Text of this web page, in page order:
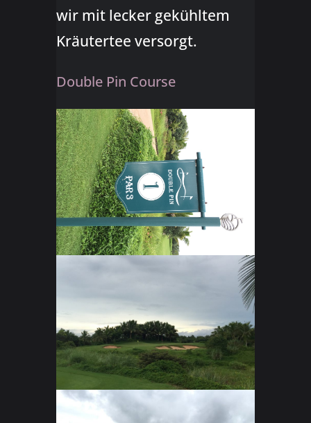
wir mit lecker gekühltem
Kräutertee versorgt.
Double Pin Course